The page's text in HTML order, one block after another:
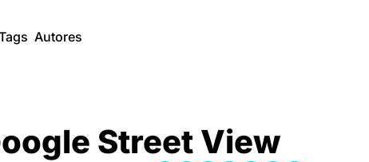
Autores
Street View